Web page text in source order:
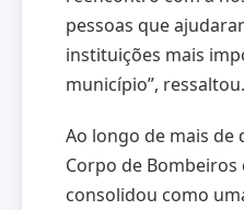
pessoas que
instituições mais
município”, ressaltou.
Ao longo de mais de
Corpo de Bombeiros
consolidou como